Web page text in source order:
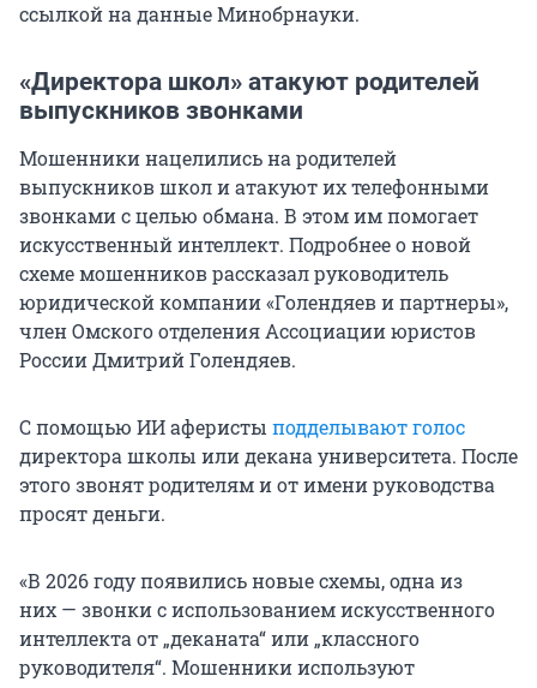
ссылкой на данные Минобрнауки.
«Директора школ» атакуют родителей
выпускников звонками
Мошенники нацелились на родителей
выпускников школ и атакуют их телефонными
звонками с целью обмана. В этом им помогает
искусственный интеллект. Подробнее о новой
схеме мошенников рассказал руководитель
юридической компании «Голендяев и партнеры»,
член Омского отделения Ассоциации юристов
России Дмитрий Голендяев.
С помощью ИИ аферисты подделывают голос
директора школы или декана университета. После
этого звонят родителям и от имени руководства
просят деньги.
«В 2026 году появились новые схемы, одна из
них — звонки с использованием искусственного
интеллекта от „деканата“ или „классного
руководителя“. Мошенники используют